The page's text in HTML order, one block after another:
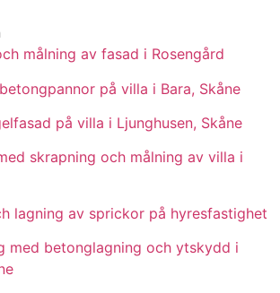
målning av fasad i Rosengård
på villa i Bara, Skåne
på villa i Ljunghusen, Skåne
skrapning och målning av villa i
lagning av sprickor på hyresfastighet
med betonglagning och ytskydd i